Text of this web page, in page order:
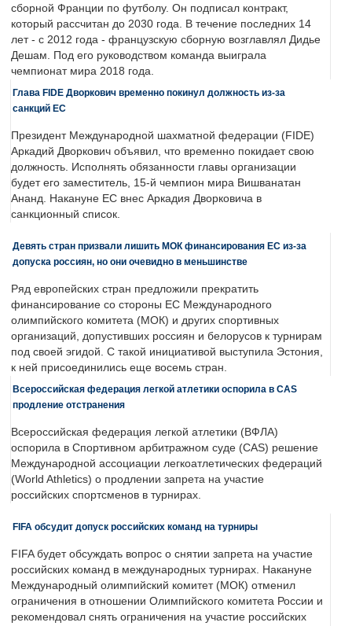
сборной Франции по футболу. Он подписал контракт,
который рассчитан до 2030 года. В течение последних 14
лет - с 2012 года - французскую сборную возглавлял Дидье
Дешам. Под его руководством команда выиграла
чемпионат мира 2018 года.
Глава FIDE Дворкович временно покинул должность из-за
санкций ЕС
Президент Международной шахматной федерации (FIDE)
Аркадий Дворкович объявил, что временно покидает свою
должность. Исполнять обязанности главы организации
будет его заместитель, 15-й чемпион мира Вишванатан
Ананд. Накануне ЕС внес Аркадия Дворковича в
санкционный список.
Девять стран призвали лишить МОК финансирования ЕС из-за
допуска россиян, но они очевидно в меньшинстве
Ряд европейских стран предложили прекратить
финансирование со стороны ЕС Международного
олимпийского комитета (МОК) и других спортивных
организаций, допустивших россиян и белорусов к турнирам
под своей эгидой. С такой инициативой выступила Эстония,
к ней присоединились еще восемь стран.
Всероссийская федерация легкой атлетики оспорила в CAS
продление отстранения
Всероссийская федерация легкой атлетики (ВФЛА)
оспорила в Спортивном арбитражном суде (CAS) решение
Международной ассоциации легкоатлетических федераций
(World Athletics) о продлении запрета на участие
российских спортсменов в турнирах.
FIFA обсудит допуск российских команд на турниры
FIFA будет обсуждать вопрос о снятии запрета на участие
российских команд в международных турнирах. Накануне
Международный олимпийский комитет (МОК) отменил
ограничения в отношении Олимпийского комитета России и
рекомендовал снять ограничения на участие российских